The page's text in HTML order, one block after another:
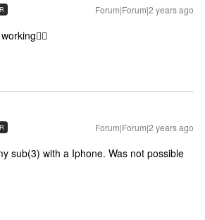
Forum|Forum|2 years ago
Forum|Forum|2 years ago
sub(3) with a Iphone. Was not possible